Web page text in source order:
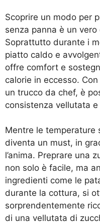
Scoprire un modo per
senza panna è un
Soprattutto durante i
piatto caldo e
offre comfort e
calorie in eccesso.
un trucco da chef, è
consistenza vellutata
Mentre le temperature
diventa un must, in
l’anima. Preprare una
non solo è facile, ma
ingredienti come le
durante la cottura, si
sorprendentemente
di una vellutata di